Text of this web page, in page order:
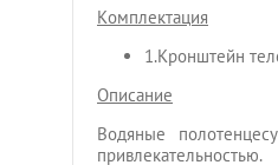
Комплектация
1.Кронштейн
Описание
Водяные
привлекательностью.